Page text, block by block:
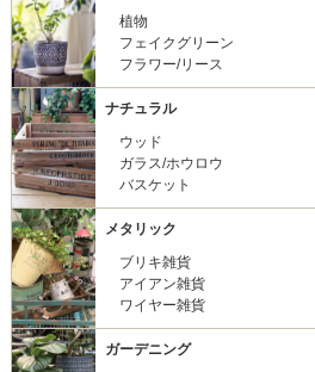
植物
フェイクグリーン
フラワー/リース
ナチュラル
ウッド
ガラス/ホウロウ
バスケット
メタリック
ブリキ雑貨
アイアン雑貨
ワイヤー雑貨
ガーデニング